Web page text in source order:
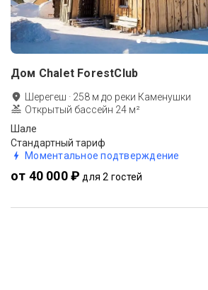
Дом Chalet ForestClub
Шерегеш · 258 м до реки Каменушки
Открытый бассейн 24 м²
Шале
Стандартный тариф
Моментальное подтверждение
от 40 000 ₽ для 2 гостей